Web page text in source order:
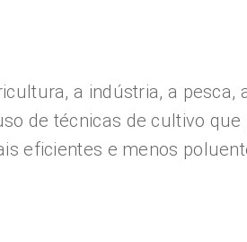
a indústria, a pesca,
de técnicas de cultivo
eficientes e menos